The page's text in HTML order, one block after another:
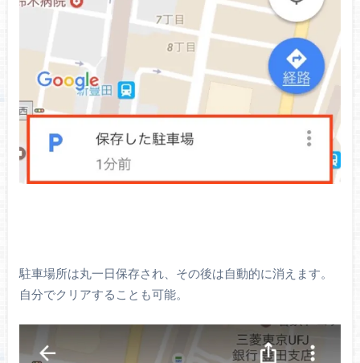
駐車場所は丸一日保存され、その後は自動的に消えます。
自分でクリアすることも可能。